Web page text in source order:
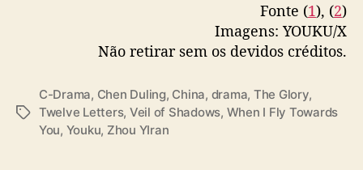
Fonte (1), (2)
Imagens: YOUKU/X
Não retirar sem os devidos créditos.
T
C-Drama, Chen Duling, China, drama, The Glory,
Twelve Letters, Veil of Shadows, When I Fly Towards
You, Youku, Zhou YIran